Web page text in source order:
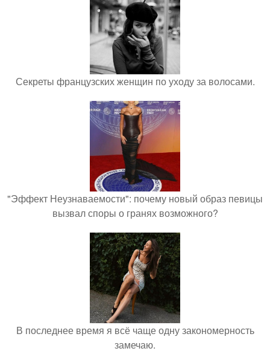
Секреты французских женщин по уходу за волосами.
"Эффект Неузнаваемости": почему новый образ певицы
вызвал споры о гранях возможного?
В последнее время я всё чаще одну закономерность
замечаю.